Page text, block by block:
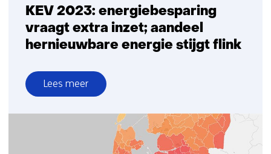
KEV 2023: energiebesparing
vraagt extra inzet; aandeel
hernieuwbare energie stijgt flink
Lees meer
over
KEV
energiebesparing